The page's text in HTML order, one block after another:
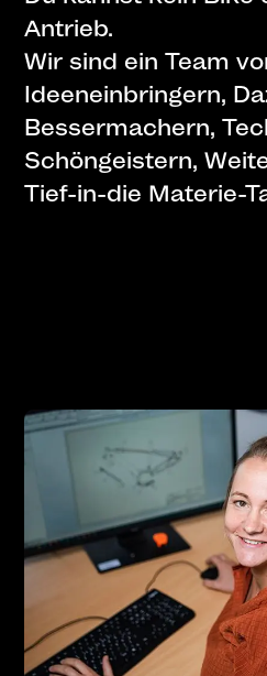
Antrieb.
Wir sind ein Team
Ideeneinbringern,
Bessermachern,
Schöngeistern,
Tief-in-die Materie-